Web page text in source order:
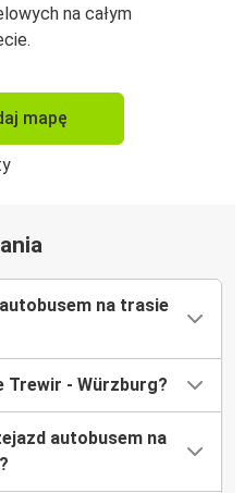
na całym
mapę
na trasie
Trewir - Würzburg?
autobusem na